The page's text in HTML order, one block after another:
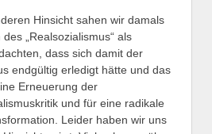
Hinsicht sahen wir damals
„Realsozialismus“ als
dass sich damit der
endgültig erledigt hätte und das
Erneuerung der
und für eine radikale
Leider haben wir uns